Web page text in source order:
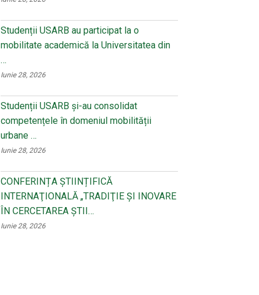
Studenții USARB au participat la o
mobilitate academică la Universitatea din
…
Iunie 28, 2026
Studenții USARB și-au consolidat
competențele în domeniul mobilității
urbane …
Iunie 28, 2026
CONFERINȚA ȘTIINȚIFICĂ
INTERNAŢIONALĂ „TRADIŢIE ŞI INOVARE
ÎN CERCETAREA ŞTII…
Iunie 28, 2026